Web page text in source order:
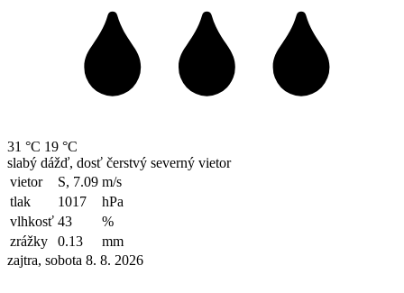
31 °C 19 °C
slabý dážď, dosť čerstvý severný vietor
vietor
S, 7.09 m/s
tlak
1017
hPa
vlhkosť 43
%
zrážky
0.13
mm
zajtra, sobota 8. 8. 2026